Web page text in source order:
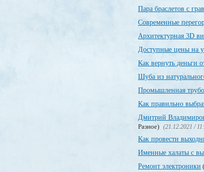
Пара браслетов с
Современные
Архитектурная 3D
Доступные цены на
Как вернуть деньги
Шуба из
Промышленная
Как правильно
Дмитрий
Разное) (21.12.2021 /
Как провести
Именные халаты с
Ремонт электроники